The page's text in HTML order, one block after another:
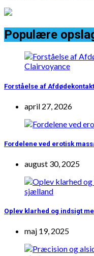
Populære
Forståelse af
april 27, 2026
Fordelene ved erotisk
august 30, 2025
Oplev klarhed og indsigt
maj 19, 2025